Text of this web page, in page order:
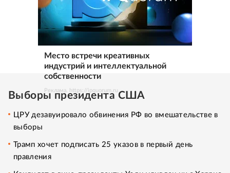
Место встречи креативных
индустрий и интеллектуальной
собственности
Реклама. https://ipquorum.ru
Выборы президента США
ЦРУ дезавуировало обвинения РФ во вмешательстве в
выборы
Трамп хочет подписать 25 указов в первый день
правления